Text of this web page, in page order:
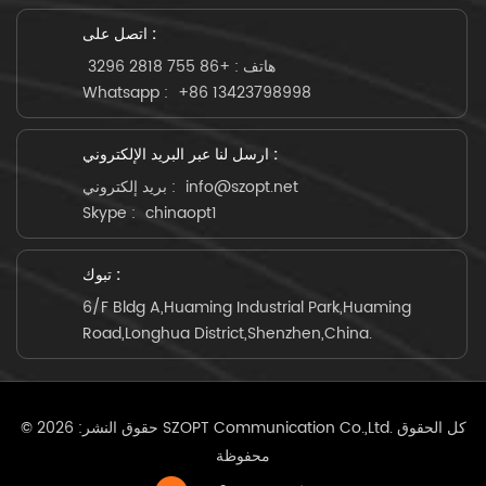
اتصل على :
هاتف : +86 755 2818 3296
Whatsapp : +86 13423798998
ارسل لنا عبر البريد الإلكتروني :
بريد إلكتروني : info@szopt.net
Skype : chinaopt1
تبوك :
6/F Bldg A,Huaming Industrial Park,Huaming
Road,Longhua District,Shenzhen,China.
© حقوق النشر: 2026 SZOPT Communication Co.,Ltd. كل الحقوق
محفوظة